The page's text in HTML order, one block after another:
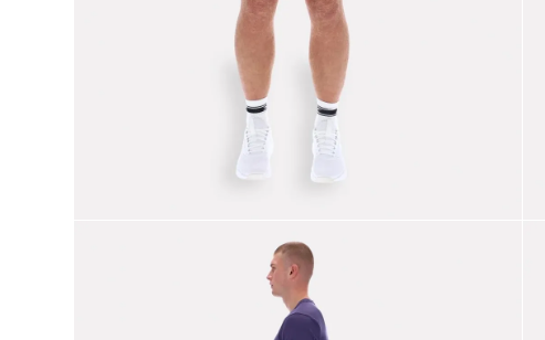
.
camisetas
reebok classics
. club c